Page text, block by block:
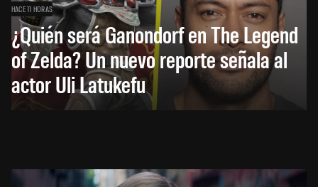
HACE 11 HORAS
¿Quién será Ganondorf en The Legend
of Zelda? Un nuevo reporte señala al
actor Uli Latukefu